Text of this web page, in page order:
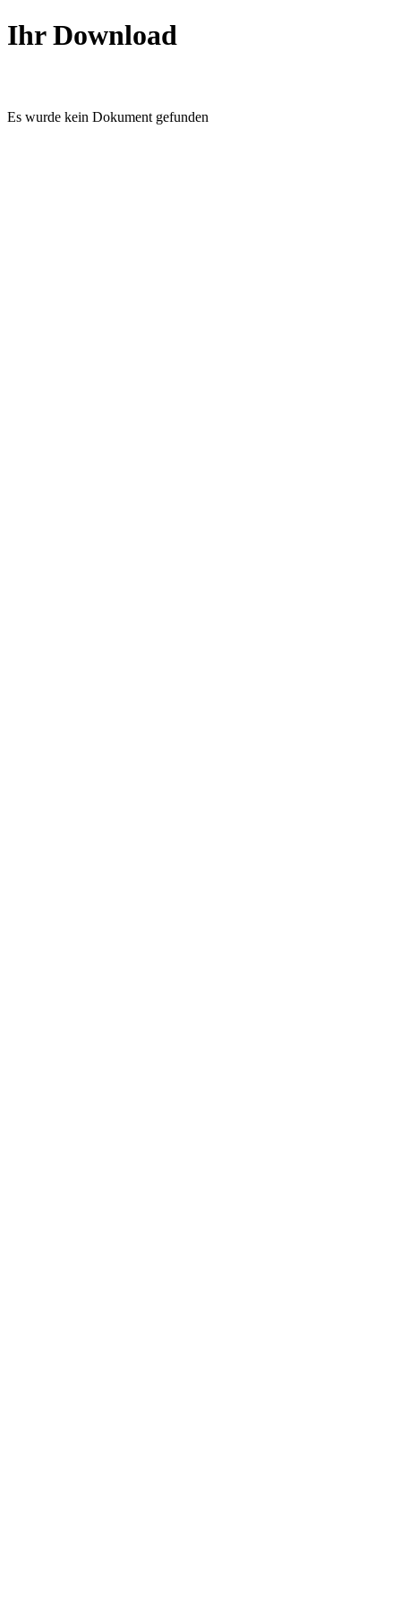
Ihr Download
Es wurde kein Dokument gefunden